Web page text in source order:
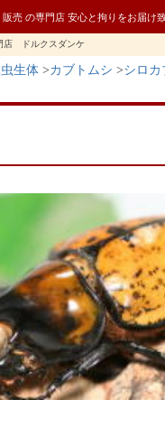
売 の専門店 安心と拘りをお届け
店 ドルクスダンケ
生体 カブトムシ シロカ